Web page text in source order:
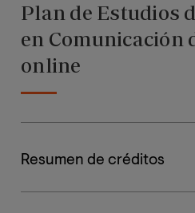
Plan de Estudios
en Comunicación
online
Resumen de créditos